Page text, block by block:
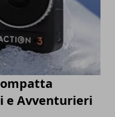
e Avventurieri